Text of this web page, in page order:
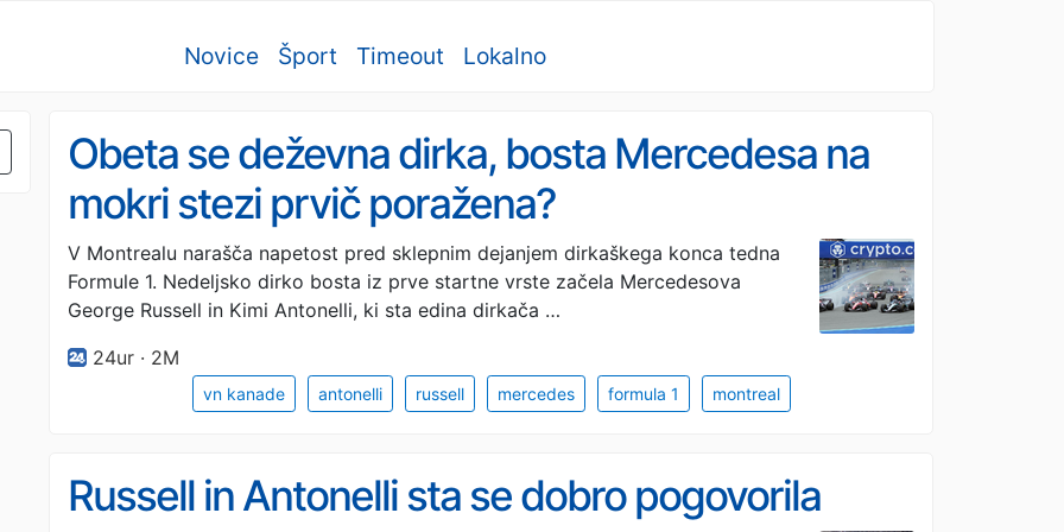
Novice Šport Timeout Lokalno
Obeta se deževna dirka, bosta Mercedesa na
mokri stezi prvič poražena?
V Montrealu narašča napetost pred sklepnim dejanjem dirkaškega konca tedna
Formule 1. Nedeljsko dirko bosta iz prve startne vrste začela Mercedesova
George Russell in Kimi Antonelli, ki sta edina dirkača …
24ur · 2M
vn kanade antonelli russell mercedes formula 1 montreal
Russell in Antonelli sta se dobro pogovorila